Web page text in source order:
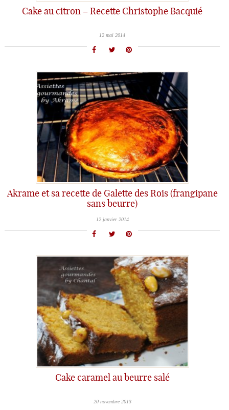
Cake au citron – Recette Christophe Bacquié
12 mai 2014
Akrame et sa recette de Galette des Rois (frangipane
sans beurre)
12 janvier 2014
Cake caramel au beurre salé
20 novembre 2013